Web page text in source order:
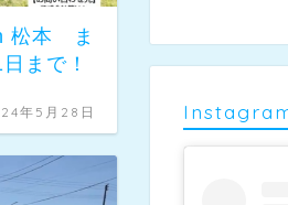
松本 ま
まで！
年5月28日